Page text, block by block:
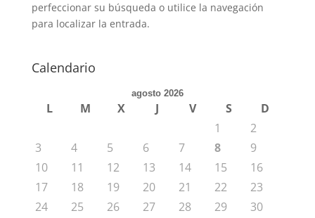
perfeccionar su búsqueda o utilice la navegación
para localizar la entrada.
Calendario
agosto 2026
L M X J V S
D
1
2
3
4 5 6 7 8
9
10
11 12 13 14 15
16
17
18 19 20 21 22
23
24
25 26 27 28 29
30